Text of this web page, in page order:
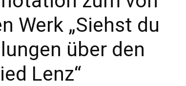
Werk „Siehst du
über den
Lenz“